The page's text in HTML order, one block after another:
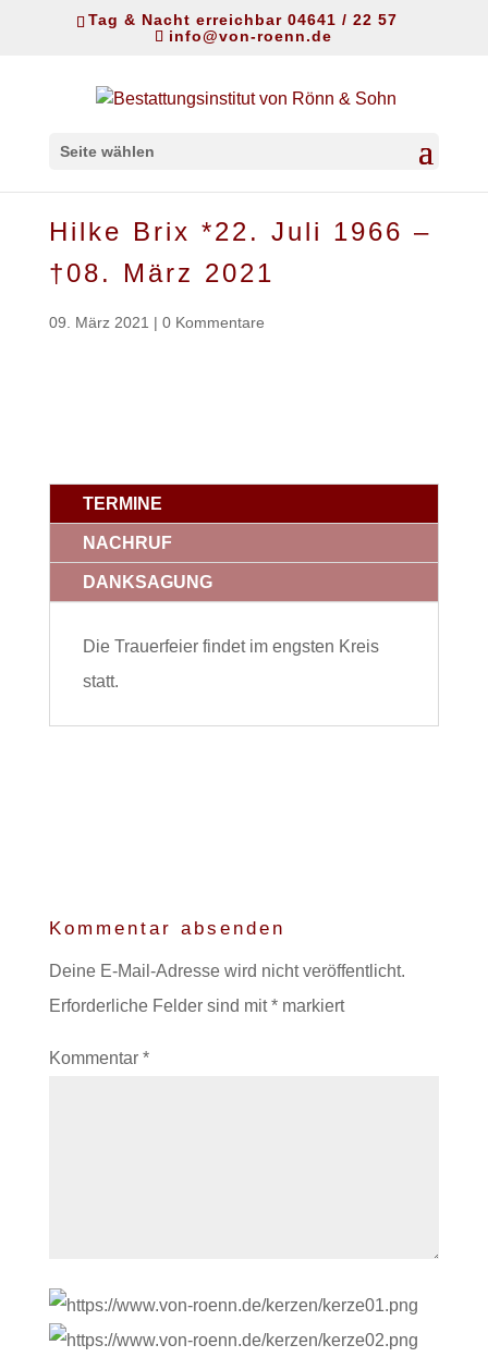
Tag & Nacht erreichbar 04641 / 22 57
info@von-roenn.de
Seite wählen
Hilke Brix *22. Juli 1966 –
†08. März 2021
09. März 2021 | 0 Kommentare
TERMINE
NACHRUF
DANKSAGUNG
Die Trauerfeier findet im engsten Kreis
statt.
Kommentar absenden
Deine E-Mail-Adresse wird nicht veröffentlicht.
Erforderliche Felder sind mit*markiert
Kommentar *